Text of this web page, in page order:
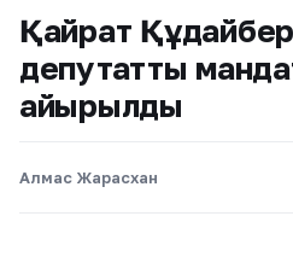
Қайрат
депутаттық
айырылды
Алмас Жарасхан